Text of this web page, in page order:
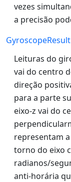
vezes
a precisão
GyroscopeResult
Leituras do
vai do centro
direção
para a parte
eixo-z vai do
representam
torno do eixo
radianos/
anti-horária